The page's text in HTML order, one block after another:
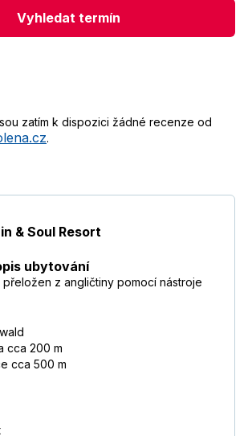
Vyhledat termín
zatím k dispozici žádné recenze od
.
& Soul Resort
ubytování
z angličtiny pomocí nástroje
cca 200 m
cca 500 m